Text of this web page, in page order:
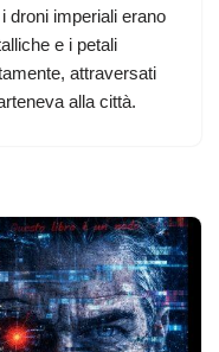
droni imperiali erano
e i petali
attraversati
alla città.